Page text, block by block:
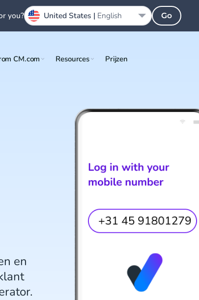
CM.com Resources Prijzen
en
you? United States | English Go